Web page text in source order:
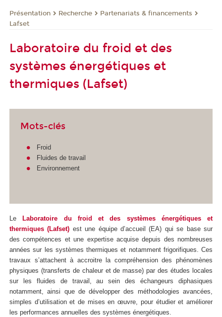
Présentation Recherche
Partenariats & financements
Lafset
Laboratoire du froid et des
systèmes énergétiques et
thermiques (Lafset)
Mots-clés
Froid
Fluides de travail
Environnement
Le
Laboratoire du froid et des systèmes énergétiques et
thermiques (Lafset) est une équipe d’accueil (EA) qui se base sur
des compétences et une expertise acquise depuis des nombreuses
années sur les systèmes thermiques et notamment frigorifiques. Ces
travaux s’attachent à accroitre la compréhension des phénomènes
physiques (transferts de chaleur et de masse) par des études locales
sur les fluides de travail, au sein des échangeurs diphasiques
notamment, ainsi que de développer des méthodologies avancées,
simples d’utilisation et de mises en œuvre, pour étudier et améliorer
les performances annuelles des systèmes énergétiques.